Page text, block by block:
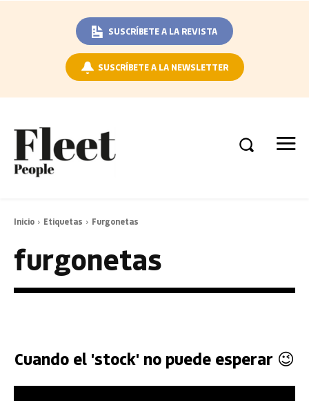
SUSCRÍBETE A LA REVISTA
SUSCRÍBETE A LA NEWSLETTER
Inicio Etiquetas Furgonetas
furgonetas
Cuando el 'stock' no puede esperar 😉